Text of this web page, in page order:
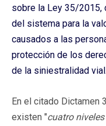
sobre la Ley 35/2015,
del sistema para la
causados a las
protección de los
de la siniestralidad vial.
En el citado Dictamen
existen "cuatro